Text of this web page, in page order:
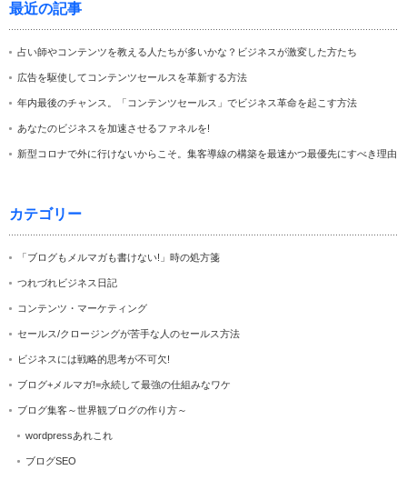
最近の記事
占い師やコンテンツを教える人たちが多いかな？ビジネスが激変した方たち
広告を駆使してコンテンツセールスを革新する方法
年内最後のチャンス。「コンテンツセールス」でビジネス革命を起こす方法
あなたのビジネスを加速させるファネルを!
新型コロナで外に行けないからこそ。集客導線の構築を最速かつ最優先にすべき理由
カテゴリー
「ブログもメルマガも書けない!」時の処方箋
つれづれビジネス日記
コンテンツ・マーケティング
セールス/クロージングが苦手な人のセールス方法
ビジネスには戦略的思考が不可欠!
ブログ+メルマガ!=永続して最強の仕組みなワケ
ブログ集客～世界観ブログの作り方～
wordpressあれこれ
ブログSEO